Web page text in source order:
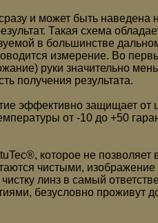
и может быть наведена
Такая схема
в большинстве
измерение. Во
руки значительно
получения результата.
эффективно защищает от
от -10 до +50
которое не позволяет
чистыми, изображение
линз в самый
безусловно проживут